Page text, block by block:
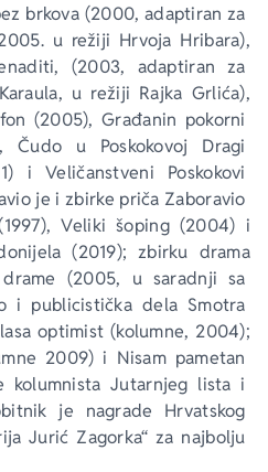
brkova (2000, adaptiran za
u režiji Hrvoja Hribara),
, (2003, adaptiran za
Karaula, u režiji Rajka Grlića),
(2005), Građanin pokorni
Čudo u Poskokovoj Dragi
i Veličanstveni Poskokovi
je i zbirke priča Zaboravio
Veliki šoping (2004) i
(2019); zbirku drama
(2005, u saradnji sa
i publicistička dela Smotra
optimist (kolumne, 2004);
2009) i Nisam pametan
kolumnista Jutarnjeg lista i
je nagrade Hrvatskog
Jurić Zagorka“ za najbolju